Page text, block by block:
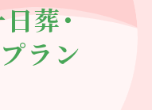
葬・
ラン